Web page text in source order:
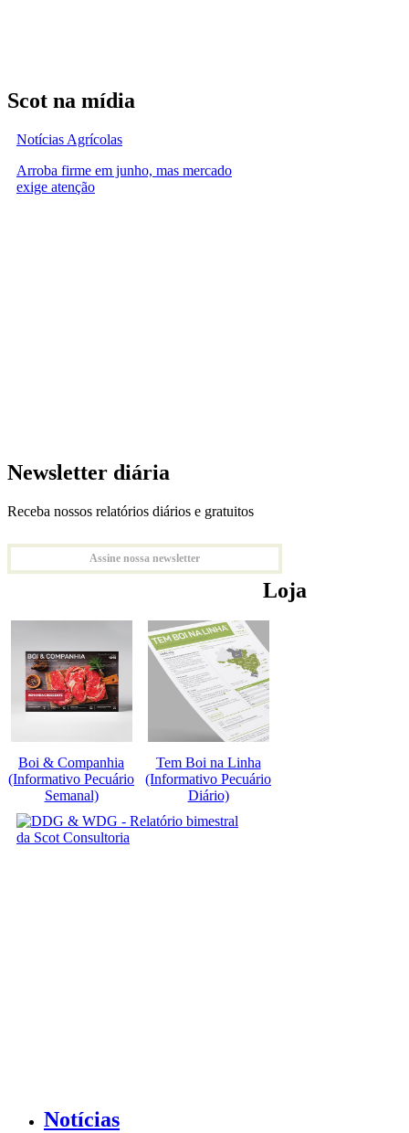
Scot na mídia
Notícias Agrícolas
Arroba firme em junho, mas mercado
exige atenção
Newsletter diária
Receba nossos relatórios diários e gratuitos
Assine nossa newsletter
Loja
Boi & Companhia
(Informativo Pecuário
Semanal)
Tem Boi na Linha
(Informativo Pecuário
Diário)
Notícias